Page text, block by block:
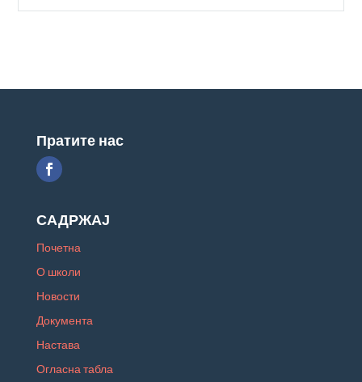
Пратите нас
САДРЖАЈ
Почетна
О школи
Новости
Документа
Настава
Огласна табла